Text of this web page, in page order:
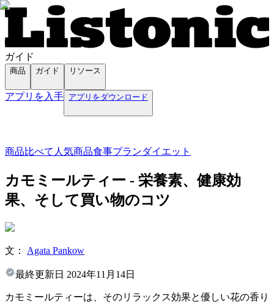
ガイド
商品 ガイド リソース
アプリを入手 アプリをダウンロード
商品比べて 人気商品食事プランダイエット
カモミールティー - 栄養素、健康効
果、そして買い物のコツ
文： Agata Pankow
最終更新日 2024年11月14日
カモミールティーは、そのリラックス効果と優しい花の香り